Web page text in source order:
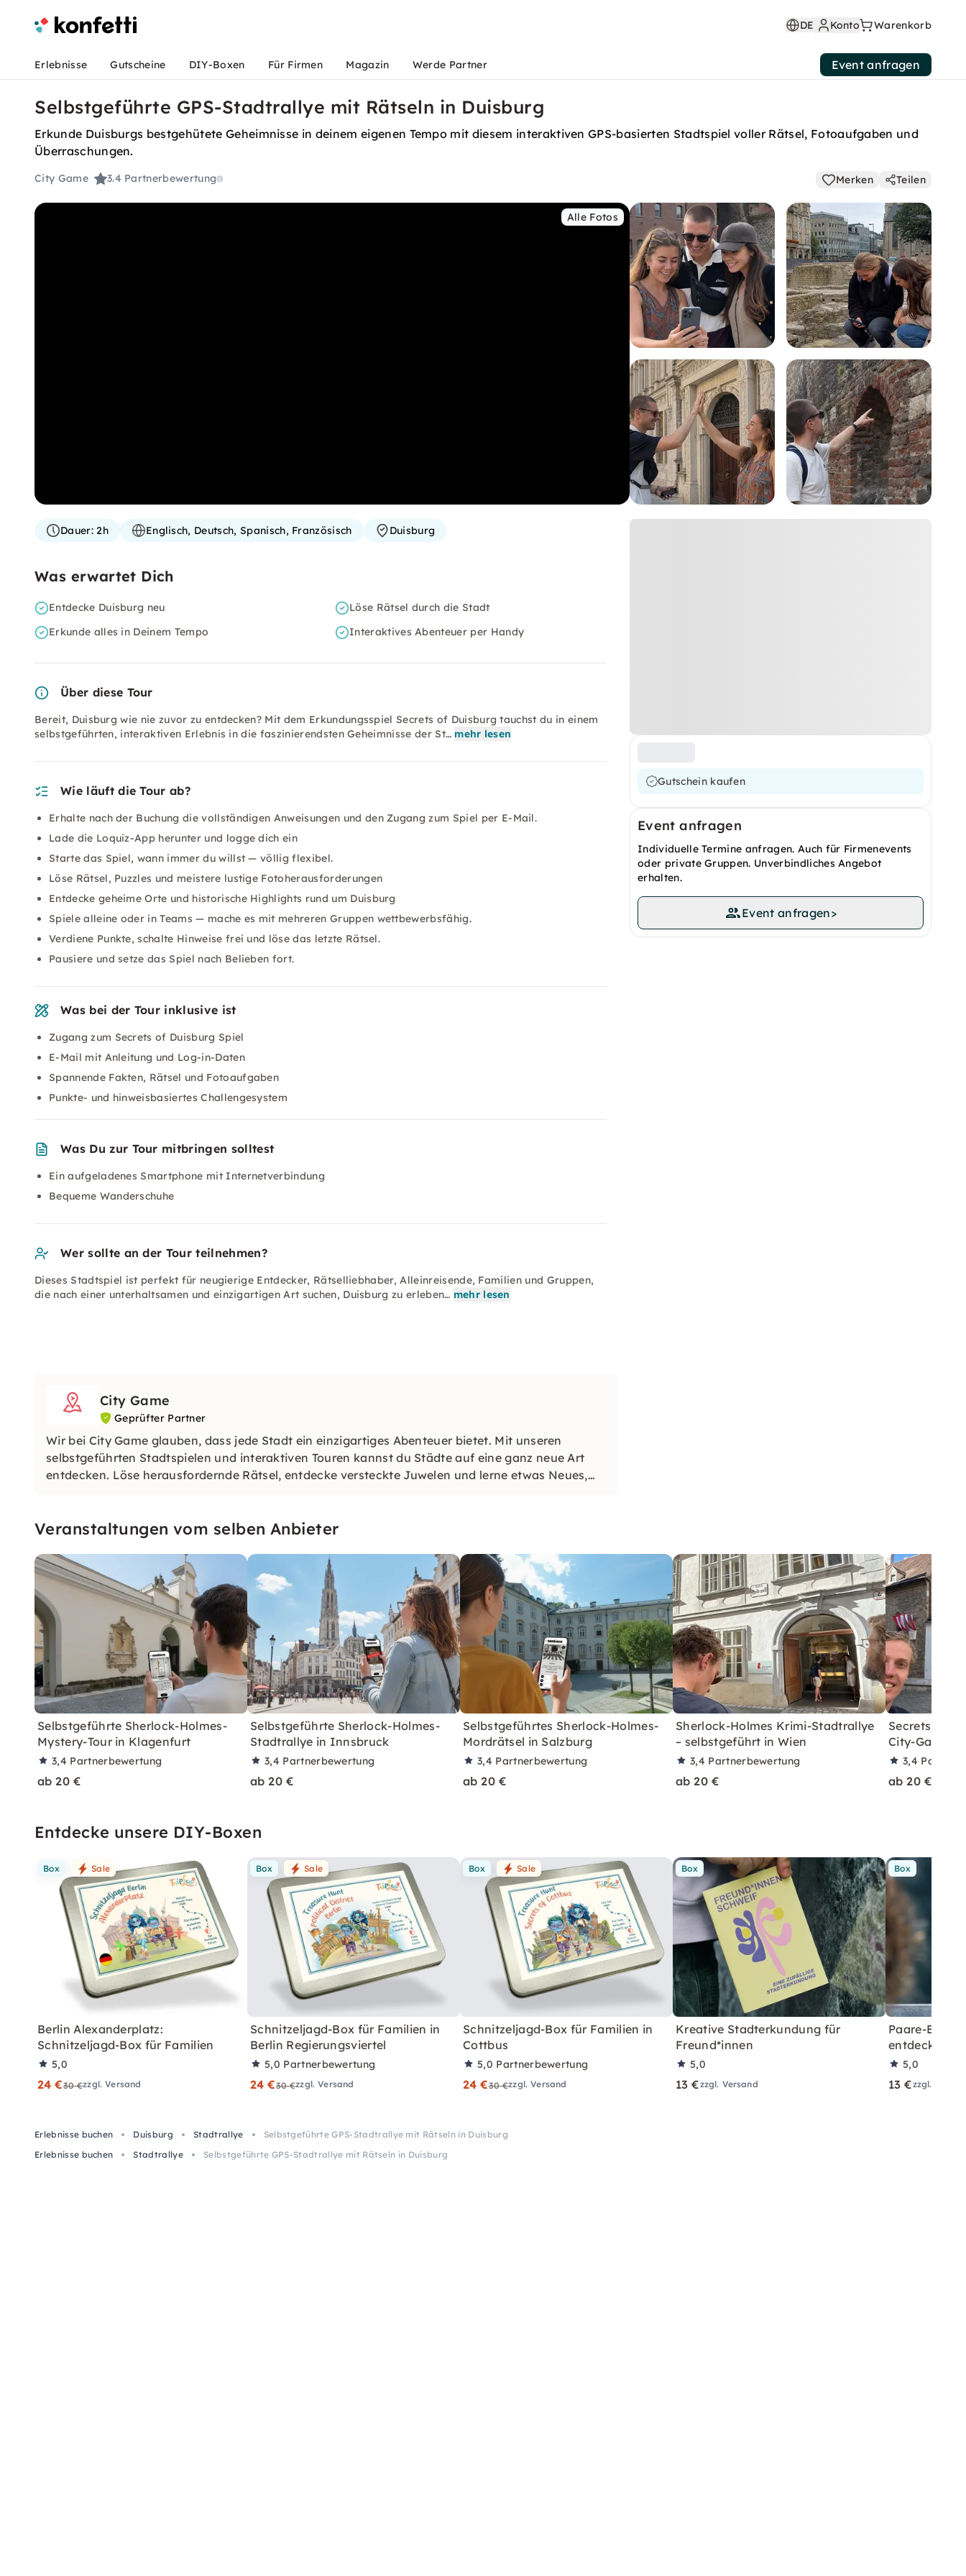
DE Konto Warenkorb
Erlebnisse Gutscheine DIY-Boxen Für Firmen Magazin Werde Partner Event anfragen
Selbstgeführte GPS-Stadtrallye mit Rätseln in Duisburg
Erkunde Duisburgs bestgehütete Geheimnisse in deinem eigenen Tempo mit diesem interaktiven GPS-basierten Stadtspiel voller Rätsel, Fotoaufgaben und
Überraschungen.
City Game 3.4 Partnerbewertung Merken Teilen
Alle Fotos
Gutschein kaufen
Event anfragen
Individuelle Termine anfragen. Auch für Firmenevents
oder private Gruppen. Unverbindliches Angebot
erhalten.
Event anfragen>
Dauer:2h Englisch, Deutsch, Spanisch, Französisch Duisburg
Was erwartet Dich
Entdecke Duisburg neu
Löse Rätsel durch die Stadt
Erkunde alles in Deinem Tempo
Interaktives Abenteuer per Handy
Über diese Tour
Bereit, Duisburg wie nie zuvor zu entdecken? Mit dem Erkundungsspiel Secrets of Duisburg tauchst du in einem
selbstgeführten, interaktiven Erlebnis in die faszinierendsten Geheimnisse der St… mehr lesen
Wie läuft die Tour ab?
Erhalte nach der Buchung die vollständigen Anweisungen und den Zugang zum Spiel per E-Mail.
Lade die Loquiz-App herunter und logge dich ein
Starte das Spiel, wann immer du willst — völlig flexibel.
Löse Rätsel, Puzzles und meistere lustige Fotoherausforderungen
Entdecke geheime Orte und historische Highlights rund um Duisburg
Spiele alleine oder in Teams — mache es mit mehreren Gruppen wettbewerbsfähig.
Verdiene Punkte, schalte Hinweise frei und löse das letzte Rätsel.
Pausiere und setze das Spiel nach Belieben fort.
Was bei der Tour inklusive ist
Zugang zum Secrets of Duisburg Spiel
E-Mail mit Anleitung und Log-in-Daten
Spannende Fakten, Rätsel und Fotoaufgaben
Punkte- und hinweisbasiertes Challengesystem
Was Du zur Tour mitbringen solltest
Ein aufgeladenes Smartphone mit Internetverbindung
Bequeme Wanderschuhe
Wer sollte an der Tour teilnehmen?
Dieses Stadtspiel ist perfekt für neugierige Entdecker, Rätselliebhaber, Alleinreisende, Familien und Gruppen,
die nach einer unterhaltsamen und einzigartigen Art suchen, Duisburg zu erleben… mehr lesen
City Game
Geprüfter Partner
Wir bei City Game glauben, dass jede Stadt ein einzigartiges Abenteuer bietet. Mit unseren
selbstgeführten Stadtspielen und interaktiven Touren kannst du Städte auf eine ganz neue Art
entdecken. Löse herausfordernde Rätsel, entdecke versteckte Juwelen und lerne etwas Neues,
Veranstaltungen vom selben Anbieter
Selbstgeführte Sherlock-Holmes-
Mystery-Tour in Klagenfurt
3,4 Partnerbewertung
ab 20 €
Selbstgeführte Sherlock-Holmes-
Stadtrallye in Innsbruck
3,4 Partnerbewertung
ab 20 €
Selbstgeführtes Sherlock-Holmes-
Mordrätsel in Salzburg
3,4 Partnerbewertung
ab 20 €
Sherlock-Holmes Krimi-Stadtrallye
– selbstgeführt in Wien
3,4 Partnerbewertung
ab 20 €
Secrets of
City-Game in
3,4
ab 20 €
Entdecke unsere DIY-Boxen
Box Sale
Berlin Alexanderplatz:
Schnitzeljagd-Box für Familien
5,0
24 €30 €zzgl. Versand
Box Sale
Schnitzeljagd-Box für Familien in
Berlin Regierungsviertel
5,0 Partnerbewertung
24 €30 €zzgl. Versand
Box Sale
Schnitzeljagd-Box für Familien in
Cottbus
5,0 Partnerbewertung
24 €30 €zzgl. Versand
Box
Kreative Stadterkundung für
Freund*innen
5,0
13 €zzgl. Versand
Box
Paare-
entdecken
5,0
13 €zzgl.
Erlebnisse buchen Duisburg Stadtrallye
Selbstgeführte GPS-Stadtrallye mit Rätseln in Duisburg
Erlebnisse buchen
Stadtrallye Selbstgeführte GPS-Stadtrallye mit Rätseln in Duisburg